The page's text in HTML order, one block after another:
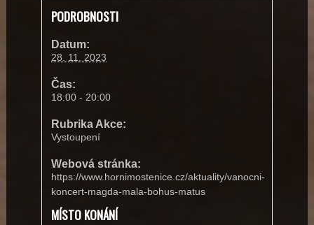
PODROBNOSTI
Datum:
28. 11. 2023
Čas:
18:00 - 20:00
Rubrika Akce:
Vystoupení
Webová stránka:
https://www.hornimostenice.cz/aktuality/vanocni-
koncert-magda-mala-bohus-matus
MÍSTO KONÁNÍ